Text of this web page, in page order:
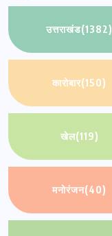
उत्तराखंड(1382)
कारोबार(150)
खेल(119)
मनोरंजन(40)